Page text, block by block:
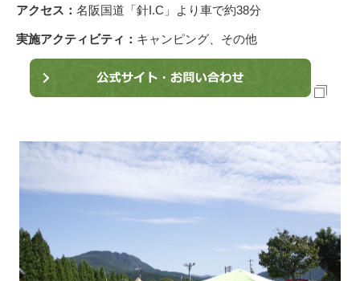
アクセス： 名阪国道「針I.C」より車で約38分
実施アクティビティ： キャンピング、その他